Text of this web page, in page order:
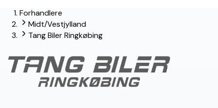
lead-forhandler
Forhandlere
Midt/Vestjylland
Tang Biler Ringkøbing